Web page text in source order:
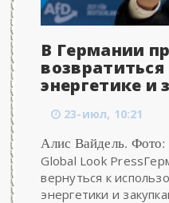
В Германии
энергетике и
23-июл, 10:21
Алис Вайдель. Фото:
Global Look
вернуться к
энергетики и